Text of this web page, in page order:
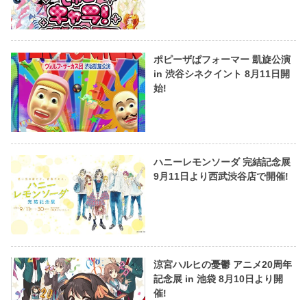
ポピーザぱフォーマー 凱旋公演
in 渋谷シネクイント 8月11日開
始!
ハニーレモンソーダ 完結記念展
9月11日より西武渋谷店で開催!
涼宮ハルヒの憂鬱 アニメ20周年
記念展 in 池袋 8月10日より開
催!